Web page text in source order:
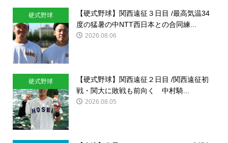
硬式野球
【硬式野球】関西遠征３日目 /最高気温34
度の猛暑の中NTT西日本との合同練...
2026.08.06
硬式野球
【硬式野球】関西遠征２日目 /関西遠征初
戦・関大に敗戦も前向く 中村騎...
2026.08.05